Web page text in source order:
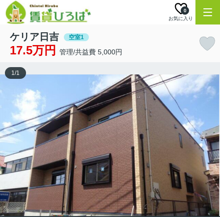
お気に入り
0
ケリア日吉 空室1
17.5万円 管理/共益費 5,000円
1/1